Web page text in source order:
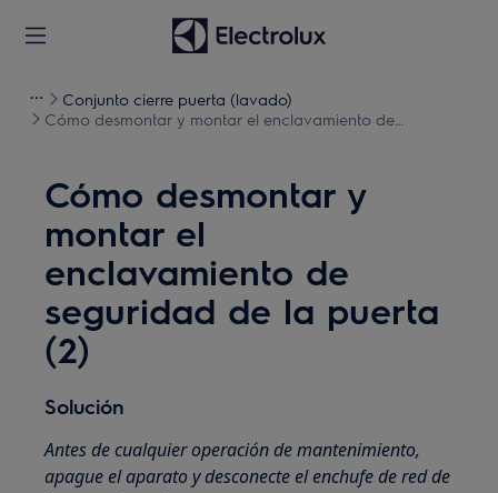
Conjunto cierre puerta (lavado)
Cómo desmontar y montar el enclavamiento de
Cómo desmontar y
montar el
enclavamiento de
seguridad de la puerta
(2)
Solución
Antes de cualquier operación de mantenimiento,
apague el aparato y desconecte el enchufe de red de